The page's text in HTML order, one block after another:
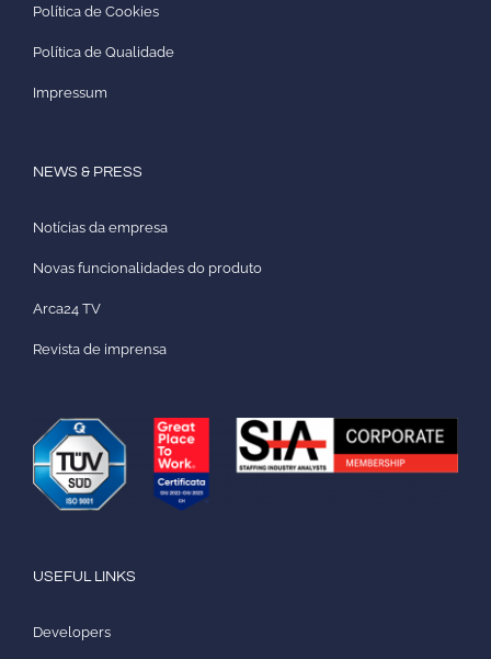
Política de Cookies
Política de Qualidade
Impressum
NEWS & PRESS
Notícias da empresa
Novas funcionalidades do produto
Arca24 TV
Revista de imprensa
USEFUL LINKS
Developers